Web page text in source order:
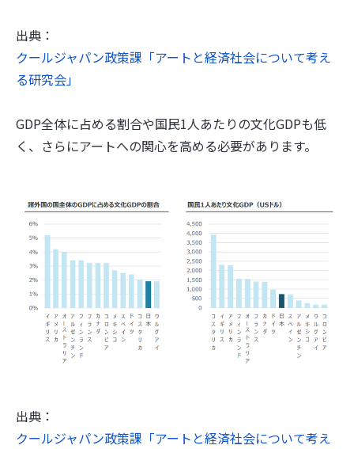
出典：
クールジャパン政策課「アートと経済社会について考え
る研究会」
GDP全体に占める割合や国民1人あたりの文化GDPも低
く、さらにアートへの関心を高める必要があります。
出典：
クールジャパン政策課「アートと経済社会について考え